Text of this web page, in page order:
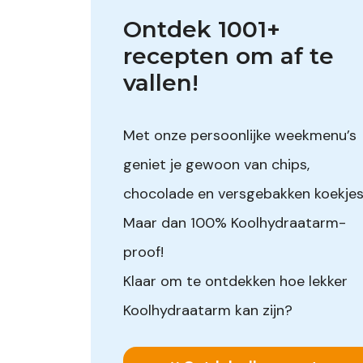
Ontdek 1001+
recepten om af te
vallen!
Met onze persoonlijke weekmenu’s
geniet je gewoon van chips,
chocolade en versgebakken
Maar dan 100% Koolhydraatarm-
proof!
Klaar om te ontdekken hoe lekker
Koolhydraatarm kan zijn?